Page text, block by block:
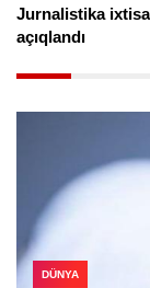
Jurnalistika
açıqlandı
DÜNYA